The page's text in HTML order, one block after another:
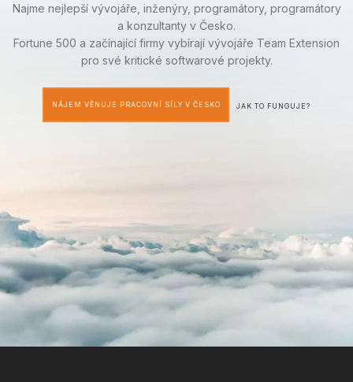
Najme nejlepší vývojáře, inženýry, programátory, programátory
a konzultanty v Česko.
Fortune 500 a začínající firmy vybírají vývojáře Team Extension
pro své kritické softwarové projekty.
NÁJEM VĚNUJE PRACOVNÍ SÍLY V ČESKO JAK TO FUNGUJE?